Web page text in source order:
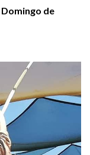
Domingo de